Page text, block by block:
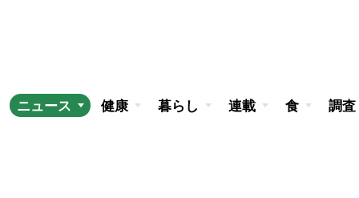
ニュース 健康 暮らし 連載 食 調査